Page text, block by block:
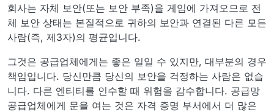
회사는 자체 보안(또는 보안 부족)을 게임에 가져오므로 전
체 보안 상태는 본질적으로 귀하의 보안과 연결된 다른 모든
사람(즉, 제3자)의 평균입니다.
그것은 공급업체에게는 좋은 일일 수 있지만, 대부분의 경우
책임입니다. 당신만큼 당신의 보안을 걱정하는 사람은 없습
니다. 다른 엔티티를 인수할 때 위험을 감수합니다. 공급망
공급업체에게 문을 여는 것은 자격 증명 부서에서 더 많은